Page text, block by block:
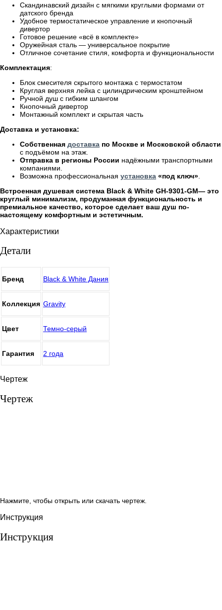
Скандинавский дизайн с мягкими круглыми формами от
датского бренда
Удобное термостатическое управление и кнопочный
дивертор
Готовое решение «всё в комплекте»
Оружейная сталь — универсальное покрытие
Отличное сочетание стиля, комфорта и функциональности
Комплектация:
Блок смесителя скрытого монтажа с термостатом
Круглая верхняя лейка с цилиндрическим кронштейном
Ручной душ с гибким шлангом
Кнопочный дивертор
Монтажный комплект и скрытая часть
Доставка и установка:
Собственная доставка по Москве и Московской области
с подъёмом на этаж.
Отправка в регионы России надёжными транспортными
компаниями.
Возможна профессиональная установка «под ключ»
Встроенная душевая система Black & White GH-9301-GM— это
круглый минимализм, продуманная функциональность и
премиальное качество, которое сделает ваш душ по-
настоящему комфортным и эстетичным.
Характеристики
Детали
Бренд Black & White Дания
Коллекция Gravity
Цвет Темно-серый
Гарантия 2 года
Чертеж
Чертеж
Нажмите, чтобы открыть или скачать чертеж.
Инструкция
Инструкция